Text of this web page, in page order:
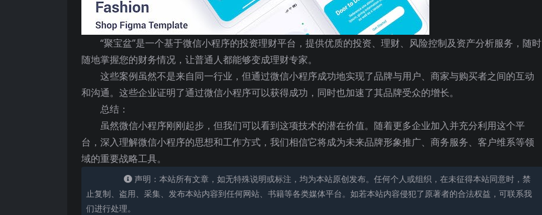
“聚宝盆”是一个基于微信小程序的投资理财平台，提供优质的投资、理财、风险控制及资产分析服务，随时
随地掌握您的财务情况，让普通人都能够变成理财专家。
这些案例虽然不是来自同一行业，但通过微信小程序成功地实现了品牌与用户、商家与购买者之间的互动
和沟通。这些企业证明了通过微信小程序可以获得成功，同时也加速了其品牌受众的增长。
总结：
虽然微信小程序刚刚起步，但我们可以看到这项技术的潜在价值。随着更多企业加入并充分利用这个平
台，深入理解微信小程序的思想和工作方式，我们相信它将成为未来品牌形象推广、商务服务、客户维系等领
域的重要战略工具。
声明：本站所有文章，如无特殊说明或标注，均为本站原创发布。任何个人或组织，在未征得本站同意时，禁
止复制、盗用、采集、发布本站内容到任何网站、书籍等各类媒体平台。如若本站内容侵犯了原著者的合法权益，可联系我
们进行处理。